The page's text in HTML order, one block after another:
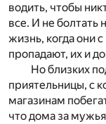
водить, чтобы
все. И не болтать
жизнь, когда они
пропадают, их и
Но близких
приятельницы, с
магазинам
что дома за